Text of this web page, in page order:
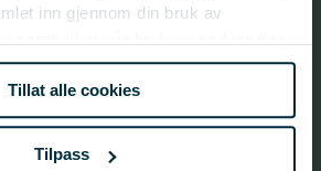
inn gjennom din bruk av
ved å bruke nettstedet vårt.
Tillat alle cookies
Tilpass
(HI)